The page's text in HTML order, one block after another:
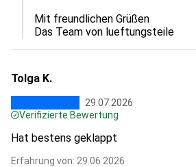
Mit freundlichen Grüßen
Das Team von lueftungsteile
Tolga K.
29.07.2026
Verifizierte Bewertung
Hat bestens geklappt
Erfahrung von: 29.06.2026